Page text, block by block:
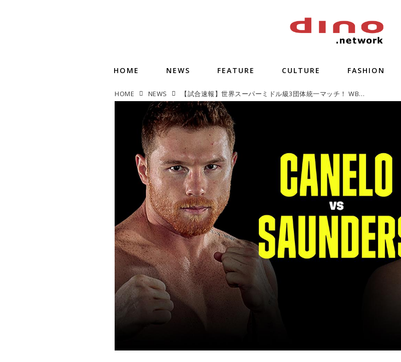
HOME NEWS FEATURE CULTURE FASHION
HOME NEWS 【試合速報】世界スーパーミドル級3団体統一マッチ！ WBA・WBC王者サウル・“カネロ”・アルバレス vs WBO王者ビリー・ジョー・サンダースが激突！